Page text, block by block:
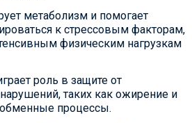
метаболизм и помогает
к стрессовым факторам,
физическим нагрузкам
роль в защите от
таких как ожирение и
процессы.